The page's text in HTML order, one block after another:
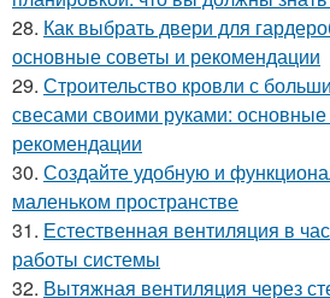
28. Как выбрать двери для
основные советы и рекомендации
29. Строительство кровли с
свесами своими руками:
рекомендации
30. Создайте удобную и
маленьком пространстве
31. Естественная вентиляция в
работы системы
32. Вытяжная вентиляция через